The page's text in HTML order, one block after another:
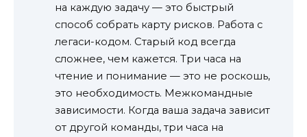
на каждую задачу — это быстрый
способ собрать карту рисков. Работа с
легаси-кодом. Старый код всегда
сложнее, чем кажется. Три часа на
чтение и понимание — это не роскошь,
это необходимость. Межкомандные
зависимости. Когда ваша задача зависит
от другой команды, три часа на